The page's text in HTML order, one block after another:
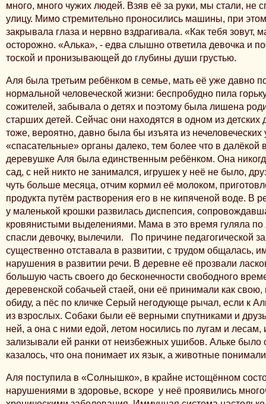
много, много чужих людей. Взяв её за руки, мы стали, не
улицу. Мимо стремительно проносились машины, при
закрывала глаза и нервно вздрагивала. «Как тебя зовут,
осторожно. «Алька», - едва слышно ответила девочка и
тоской и пронизывающей до глубины души грустью.
Аля была третьим ребёнком в семье, мать её уже давно
нормальной человеческой жизни: беспробудно пила
сожителей, забывала о детях и поэтому была лишена
старших детей. Сейчас они находятся в одном из детских
тоже, вероятно, давно была бы изъята из нечеловеческих
«спасательные» органы далеко, тем более что в далёкой
деревушке Аля была единственным ребёнком. Она
сад, с ней никто не занимался, игрушек у неё не было,
чуть больше месяца, отчим кормил её молоком,
продукта путём растворения его в не кипяченой воде. В
у маленькой крошки развилась диспепсия,
кровянистыми выделениями. Мама в это время гуляла по
спасли девочку, вылечили. По причине педагогической
существенно отставала в развитии, с трудом общалась,
нарушения в развитии речи. В деревне её прозвали
большую часть своего до бесконечности свободного
деревенской собачьей стаей, они её принимали как
обиду, а пёс по кличке Серый негодующе рычал, если к
из взрослых. Собаки были её верными спутниками и
ней, а она с ними едой, летом носились по лугам и лесам,
зализывали ей ранки от неизбежных ушибов. Альке было
казалось, что она понимает их язык, а животные
Аля поступила в «Солнышко», в крайне истощённом
нарушениями в здоровье, вскоре у неё проявились